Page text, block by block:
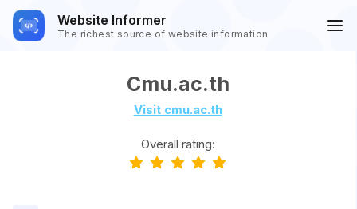
Website Informer
The richest source of website information
Cmu.ac.th
Visit cmu.ac.th
Overall rating: